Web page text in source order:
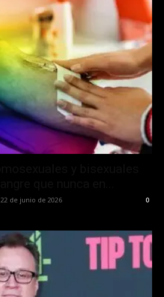
22 de junio de 2026 0